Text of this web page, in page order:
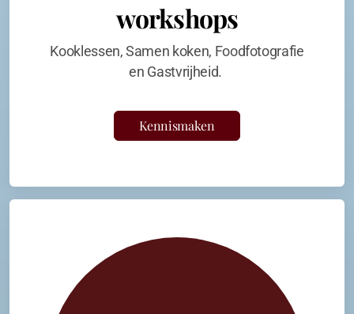
workshops
Kooklessen, Samen koken, Foodfotografie
en Gastvrijheid.
Kennismaken